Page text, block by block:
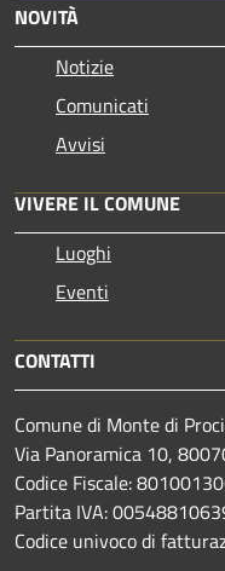
NOVITÀ
Notizie
Comunicati
Avvisi
VIVERE IL COMUNE
Luoghi
Eventi
CONTATTI
Comune di Monte di
Via Panoramica 10,
Codice Fiscale:
Partita IVA:
Codice univoco di